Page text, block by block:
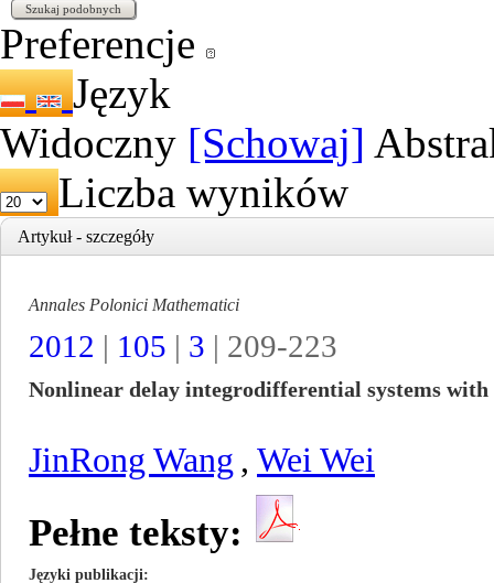
Preferencje
Język
Widoczny [Schowaj]
Liczba wyników
Artykuł - szczegóły
Annales Polonici Mathematici
2012 | 105 | 3 | 209-223
Nonlinear delay integrodifferential systems
JinRong Wang , Wei Wei
Pełne teksty:
Języki publikacji